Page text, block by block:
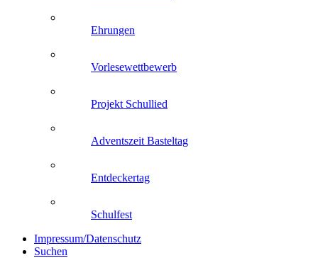
Ehrungen
Vorlesewettbewerb
Projekt Schullied
Adventszeit Basteltag
Entdeckertag
Schulfest
Impressum/Datenschutz
Suchen